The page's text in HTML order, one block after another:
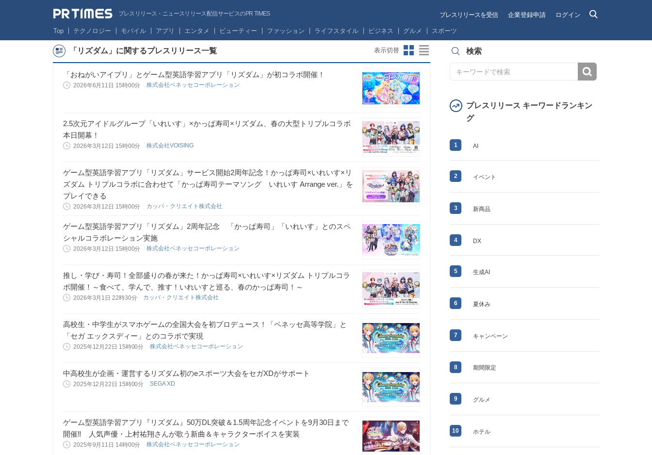
プレスリリース・ニュースリリース配信サービスのPR TIMES プレスリリースを受信 企業登録申請 ログイン
Top テクノロジー モバイル アプリ エンタメ ビューティー ファッション ライフスタイル ビジネス グルメ スポーツ
「リズダム」に関するプレスリリース一覧 表示切替
「おねがいアイプリ」とゲーム型英語学習アプリ「リズダム」が初コラボ開催！
2026年6月11日 15時00分 株式会社ベネッセコーポレーション
2.5次元アイドルグループ「いれいす」×かっぱ寿司×リズダム、春の大型トリプルコラボ
本日開幕！
2026年3月12日 15時00分 株式会社VOISING
ゲーム型英語学習アプリ「リズダム」サービス開始2周年記念！かっぱ寿司×いれいす×リ
ズダム トリプルコラボに合わせて「かっぱ寿司テーマソング いれいす Arrange ver.」を
プレイできる
2026年3月12日 15時00分 カッパ・クリエイト株式会社
ゲーム型英語学習アプリ「リズダム」2周年記念 「かっぱ寿司」「いれいす」とのスペ
シャルコラボレーション実施
2026年3月12日 15時00分 株式会社ベネッセコーポレーション
推し・学び・寿司！全部盛りの春が来た！かっぱ寿司×いれいす×リズダム トリプルコラ
ボ開催！～食べて、学んで、推す！いれいすと巡る、春のかっぱ寿司！～
2026年3月1日 22時30分 カッパ・クリエイト株式会社
高校生・中学生がスマホゲームの全国大会を初プロデュース！「ベネッセ高等学院」と
「セガ エックスディー」とのコラボで実現
2025年12月22日 15時00分 株式会社ベネッセコーポレーション
中高校生が企画・運営するリズダム初のeスポーツ大会をセガXDがサポート
2025年12月22日 15時00分 SEGA XD
ゲーム型英語学習アプリ『リズダム』50万DL突破＆1.5周年記念イベントを9月30日まで
開催‼ 人気声優・上村祐翔さんが歌う新曲＆キャラクターボイスを実装
2025年9月11日 14時00分 株式会社ベネッセコーポレーション
検索
プレスリリース キーワードランキン
グ
1 AI
2 イベント
3 新商品
4 DX
5 生成AI
6 夏休み
7 キャンペーン
8 期間限定
9 グルメ
10 ホテル